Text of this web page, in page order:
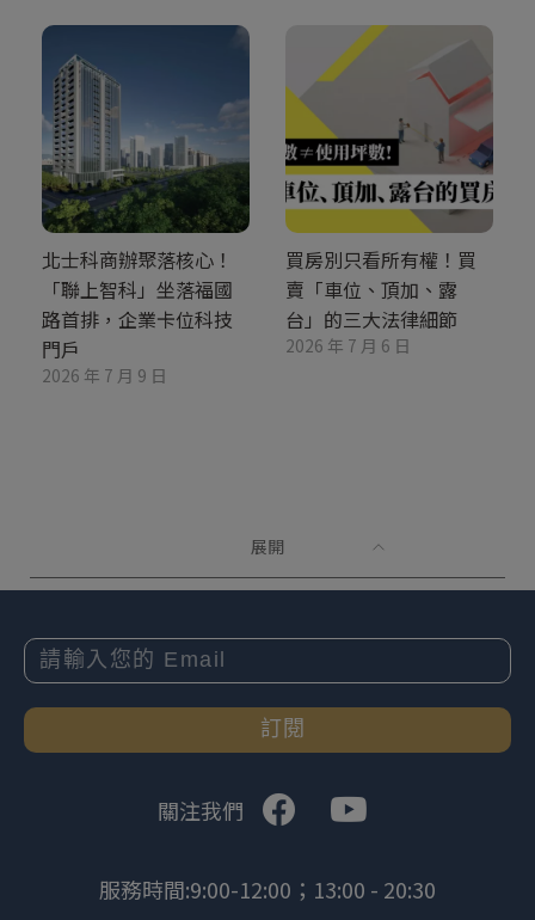
北士科商辦聚落核心！
「聯上智科」坐落福國
路首排，企業卡位科技
門戶
2026 年 7 月 9 日
買房別只看所有權！買
賣「車位、頂加、露
台」的三大法律細節
2026 年 7 月 6 日
展開
關注我們
訂閱
服務時間:9:00-12:00；13:00 - 20:30